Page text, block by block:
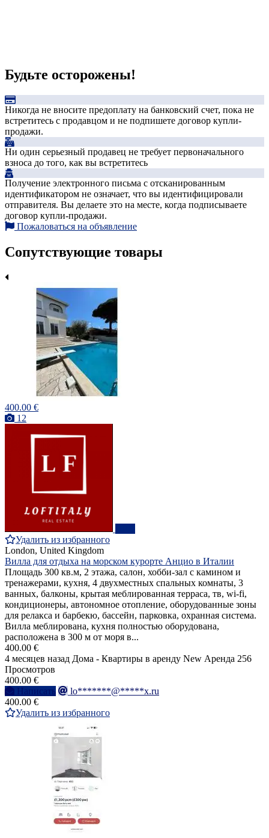
Будьте осторожены!
Никогда не вносите предоплату на банковский счет, пока не
встретитесь с продавцом и не подпишете договор купли-
продажи.
Ни один серьезный продавец не требует первоначального
взноса до того, как вы встретитесь
Получение электронного письма с отсканированным
идентификатором не означает, что вы идентифицировали
отправителя. Вы делаете это на месте, когда подписываете
договор купли-продажи.
Пожаловаться на объявление
Сопутствующие товары
400.00 €
12
Удалить из избранного
London, United Kingdom
Вилла для отдыха на морском курорте Анцио в Италии
Площадь 300 кв.м, 2 этажа, салон, хобби-зал с камином и
тренажерами, кухня, 4 двухместных спальных комнаты, 3
ванных, балконы, крытая меблированная терраса, тв, wi-fi,
кондиционеры, автономное отопление, оборудованные зоны
для релакса и барбекю, бассейн, парковка, охранная система.
Вилла меблирована, кухня полностью оборудована,
расположена в 300 м от моря в...
400.00 €
4 месяцев назад Дома - Квартиры в аренду New Аренда 256
Просмотров
400.00 €
Написать
lo*******@*****x.ru
400.00 €
Удалить из избранного